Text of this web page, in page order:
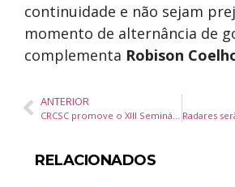
continuidade e não sejam
momento de alternância de
complementa Robison
ANTERIOR
RELACIONADOS